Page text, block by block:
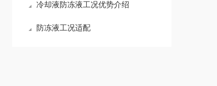
冷却液防冻液工况优势介绍
防冻液工况适配